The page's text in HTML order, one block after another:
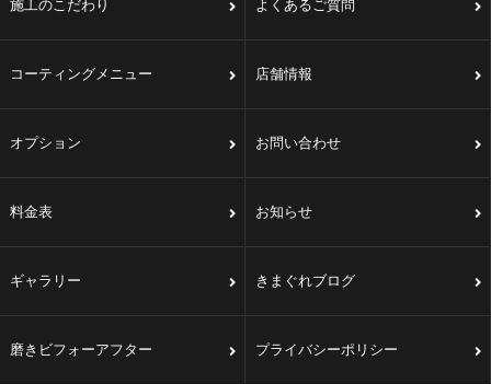
施工のこだわり よくあるご質問
コーティングメニュー 店舗情報
オプション お問い合わせ
料金表 お知らせ
ギャラリー きまぐれブログ
磨きビフォーアフター プライバシーポリシー